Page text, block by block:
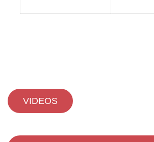
VIDEOS